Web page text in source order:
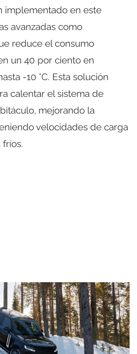
implementado en este
avanzadas como
reduce el consumo
un 40 por ciento en
-10 °C. Esta solución
calentar el sistema de
mejorando la
velocidades de carga